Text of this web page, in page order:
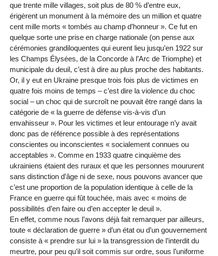
que trente mille villages, soit plus de 80 % d’entre eux,
érigèrent un monument à la mémoire des un million et quatre
cent mille morts « tombés au champ d’honneur ». Ce fut en
quelque sorte une prise en charge nationale (on pense aux
cérémonies grandiloquentes qui eurent lieu jusqu’en 1922 sur
les Champs Élysées, de la Concorde à l’Arc de Triomphe) et
municipale du deuil, c’est à dire au plus proche des habitants.
Or, il y eut en Ukraine presque trois fois plus de victimes en
quatre fois moins de temps – c’est dire la violence du choc
social – un choc qui de surcroît ne pouvait être rangé dans la
catégorie de « la guerre de défense vis-à-vis d’un
envahisseur ». Pour les victimes et leur entourage n’y avait
donc pas de référence possible à des représentations
conscientes ou inconscientes « socialement connues ou
acceptables ». Comme en 1933 quatre cinquième des
ukrainiens étaient des ruraux et que les personnes moururent
sans distinction d’âge ni de sexe, nous pouvons avancer que
c’est une proportion de la population identique à celle de la
France en guerre qui fût touchée, mais avec « moins de
possibilités d’en faire ou d’en accepter le deuil ».
En effet, comme nous l’avons déjà fait remarquer par ailleurs,
toute « déclaration de guerre » d’un état ou d’un gouvernement
consiste à « prendre sur lui » la transgression de l’interdit du
meurtre, pour peu qu’il soit commis sur ordre, sous l’uniforme